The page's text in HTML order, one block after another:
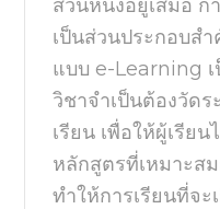
ส่วนหนึ่งอยู่เสมอ ก
เป็นส่วนประกอบส
แบบ e-Learning
วิชาจำเป็นต้องวัด
เรียน เพื่อให้ผู้เรียน
หลักสูตรที่เหมาะส
ทำให้การเรียนที่จะ